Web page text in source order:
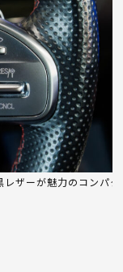
ザーが魅力のコンパ